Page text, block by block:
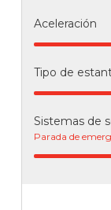
Aceleración
Tipo de
Sistemas de
Parada de